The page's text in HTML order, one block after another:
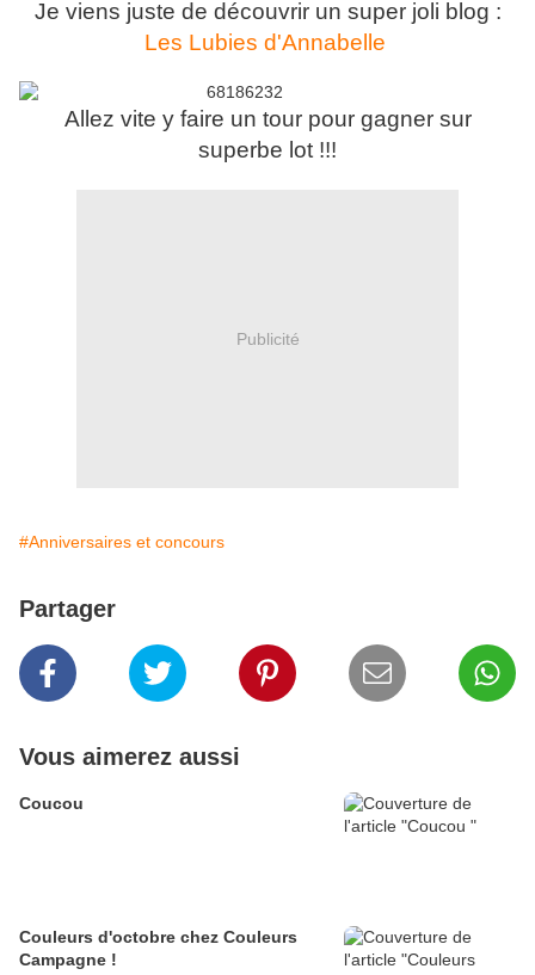
Je viens juste de découvrir un super joli blog :
Les Lubies d'Annabelle
Allez vite y faire un tour pour gagner sur
superbe lot !!!
Publicité
#Anniversaires et concours
Partager
Vous aimerez aussi
Coucou
Couleurs d'octobre chez Couleurs
Campagne !